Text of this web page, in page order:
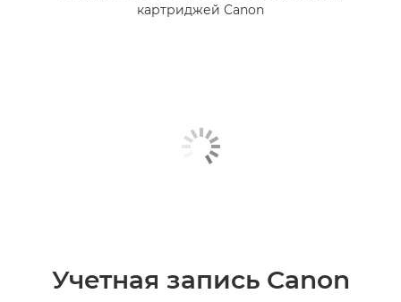
картриджей Canon
Учетная запись Canon